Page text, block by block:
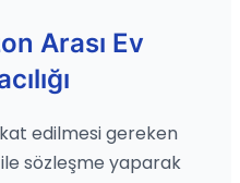
Arası Ev
edilmesi gereken
sözleşme yaparak